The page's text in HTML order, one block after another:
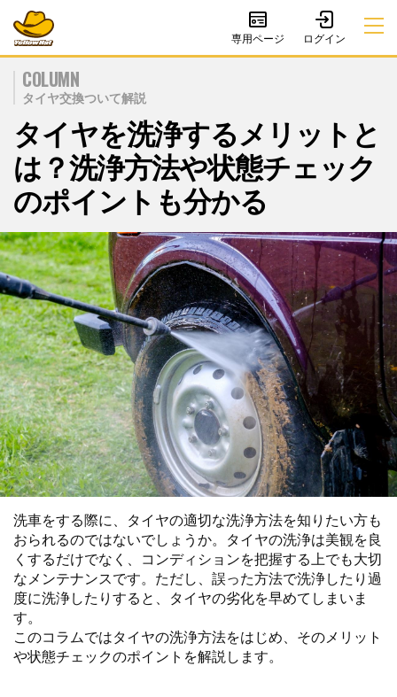
専用ページ
COLUMN
タイヤ交換ついて解説
タイヤを洗浄するメリットと
は？洗浄方法や状態チェック
のポイントも分かる
洗車をする際に、タイヤの適切な洗浄方法を知りたい方も
おられるのではないでしょうか。タイヤの洗浄は美観を良
くするだけでなく、コンディションを把握する上でも大切
なメンテナンスです。ただし、誤った方法で洗浄したり過
度に洗浄したりすると、タイヤの劣化を早めてしまいま
す。
このコラムではタイヤの洗浄方法をはじめ、そのメリット
や状態チェックのポイントを解説します。